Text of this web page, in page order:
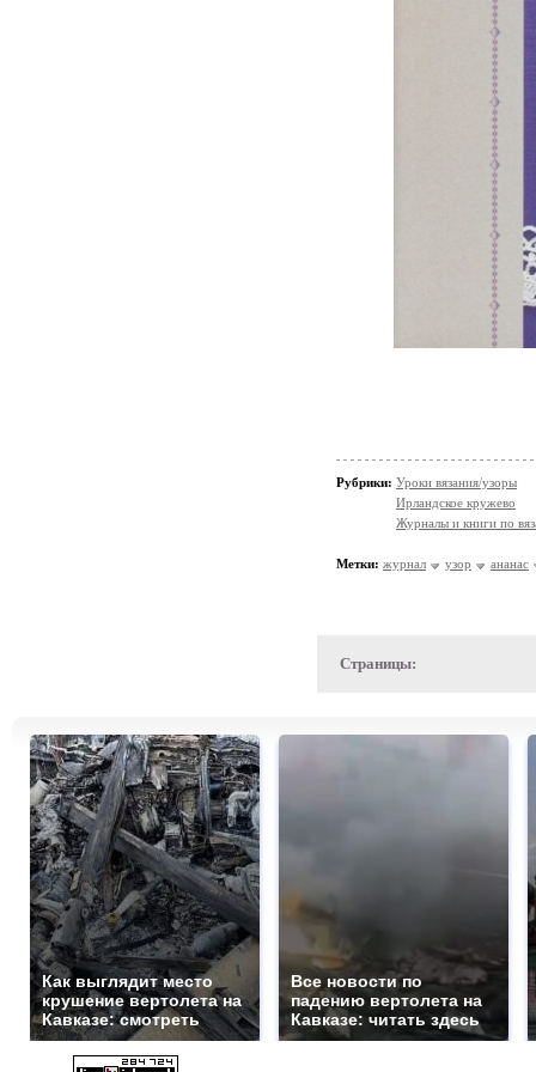
Рубрики: Уроки вязания/узоры
Ирландское кружево
Журналы и книги по
Метки: журнал узор ананас
Страницы:
Как выглядит место
крушение вертолета на
Кавказе: смотреть
Все новости по
падению вертолета на
Кавказе: читать здесь